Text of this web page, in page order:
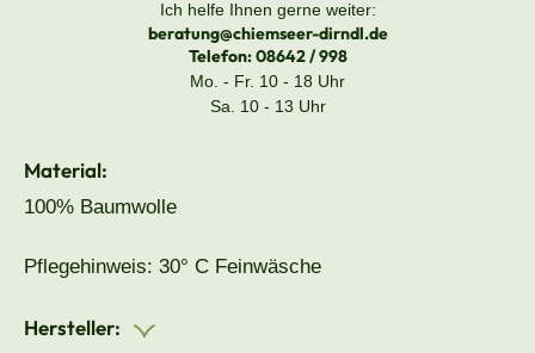
Ich helfe Ihnen gerne weiter:
beratung@chiemseer-dirndl.de
Telefon:08642 / 998
Mo. - Fr. 10 - 18 Uhr
Sa. 10 - 13 Uhr
Material:
100% Baumwolle
Pflegehinweis: 30° C Feinwäsche
Hersteller: